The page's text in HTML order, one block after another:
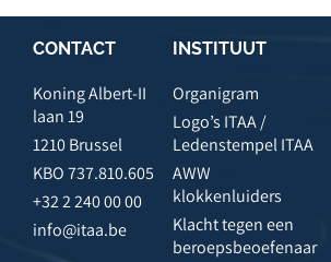
CONTACT
Koning Albert-II
laan 19
1210 Brussel
KBO 737.810.605
+32 2 240 00 00
info@itaa.be
INSTITUUT
Organigram
Logo’s ITAA /
Ledenstempel ITAA
AWW
klokkenluiders
Klacht tegen een
beroepsbeoefenaar